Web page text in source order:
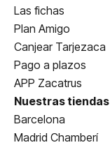
Las fichas
Plan Amigo
Canjear Tarjezaca
Pago a plazos
APP Zacatrus
Nuestras tiendas
Barcelona
Madrid Chamberí